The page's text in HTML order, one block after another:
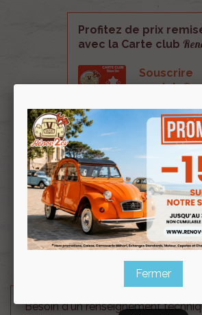
Profitez de prix
avec la Carte club
Souscrire
au club
Feu arrière complet pour Acadiane
Livré sans ses ampoules.
Prévoir 1 ampoule référence
clignotants et une ampoule
les feux de position et stop (double
Feu adaptable, prévoir d'agrandir
carrosserie pour le montage.
Besoin d'un renseignement
Fermer